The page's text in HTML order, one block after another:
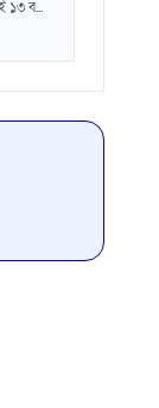
১৩ ব...